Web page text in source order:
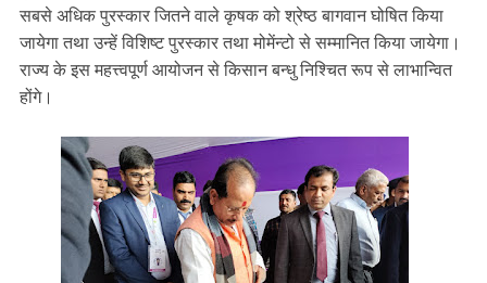
सबसे अधिक पुरस्कार जितने वाले कृषक को श्रेष्ठ बागवान घोषित किया
जायेगा तथा उन्हें विशिष्ट पुरस्कार तथा मोमेंन्टो से सम्मानित किया जायेगा।
राज्य के इस महत्त्वपूर्ण आयोजन से किसान बन्धु निश्चित रूप से लाभान्वित
होंगे।